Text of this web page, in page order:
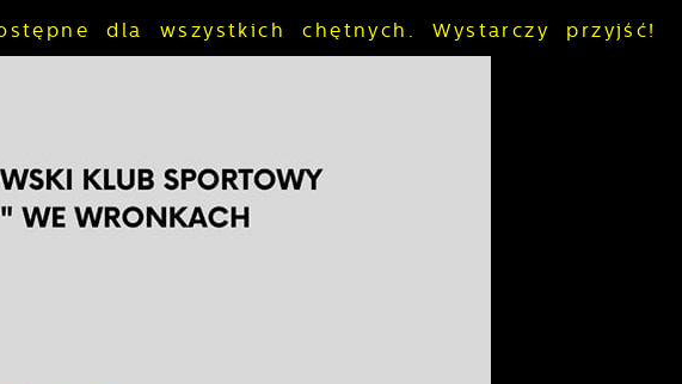
dla wszystkich chętnych. Wystarczy przyjść!